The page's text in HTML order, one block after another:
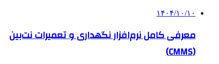
۱۴۰۴/۱۰/۱۰
معرفی کامل نرم‌افزار نگهداری و تعمیرات نت‌بین
(CMMS)